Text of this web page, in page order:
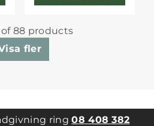
88 products
fler
ring08 408 382